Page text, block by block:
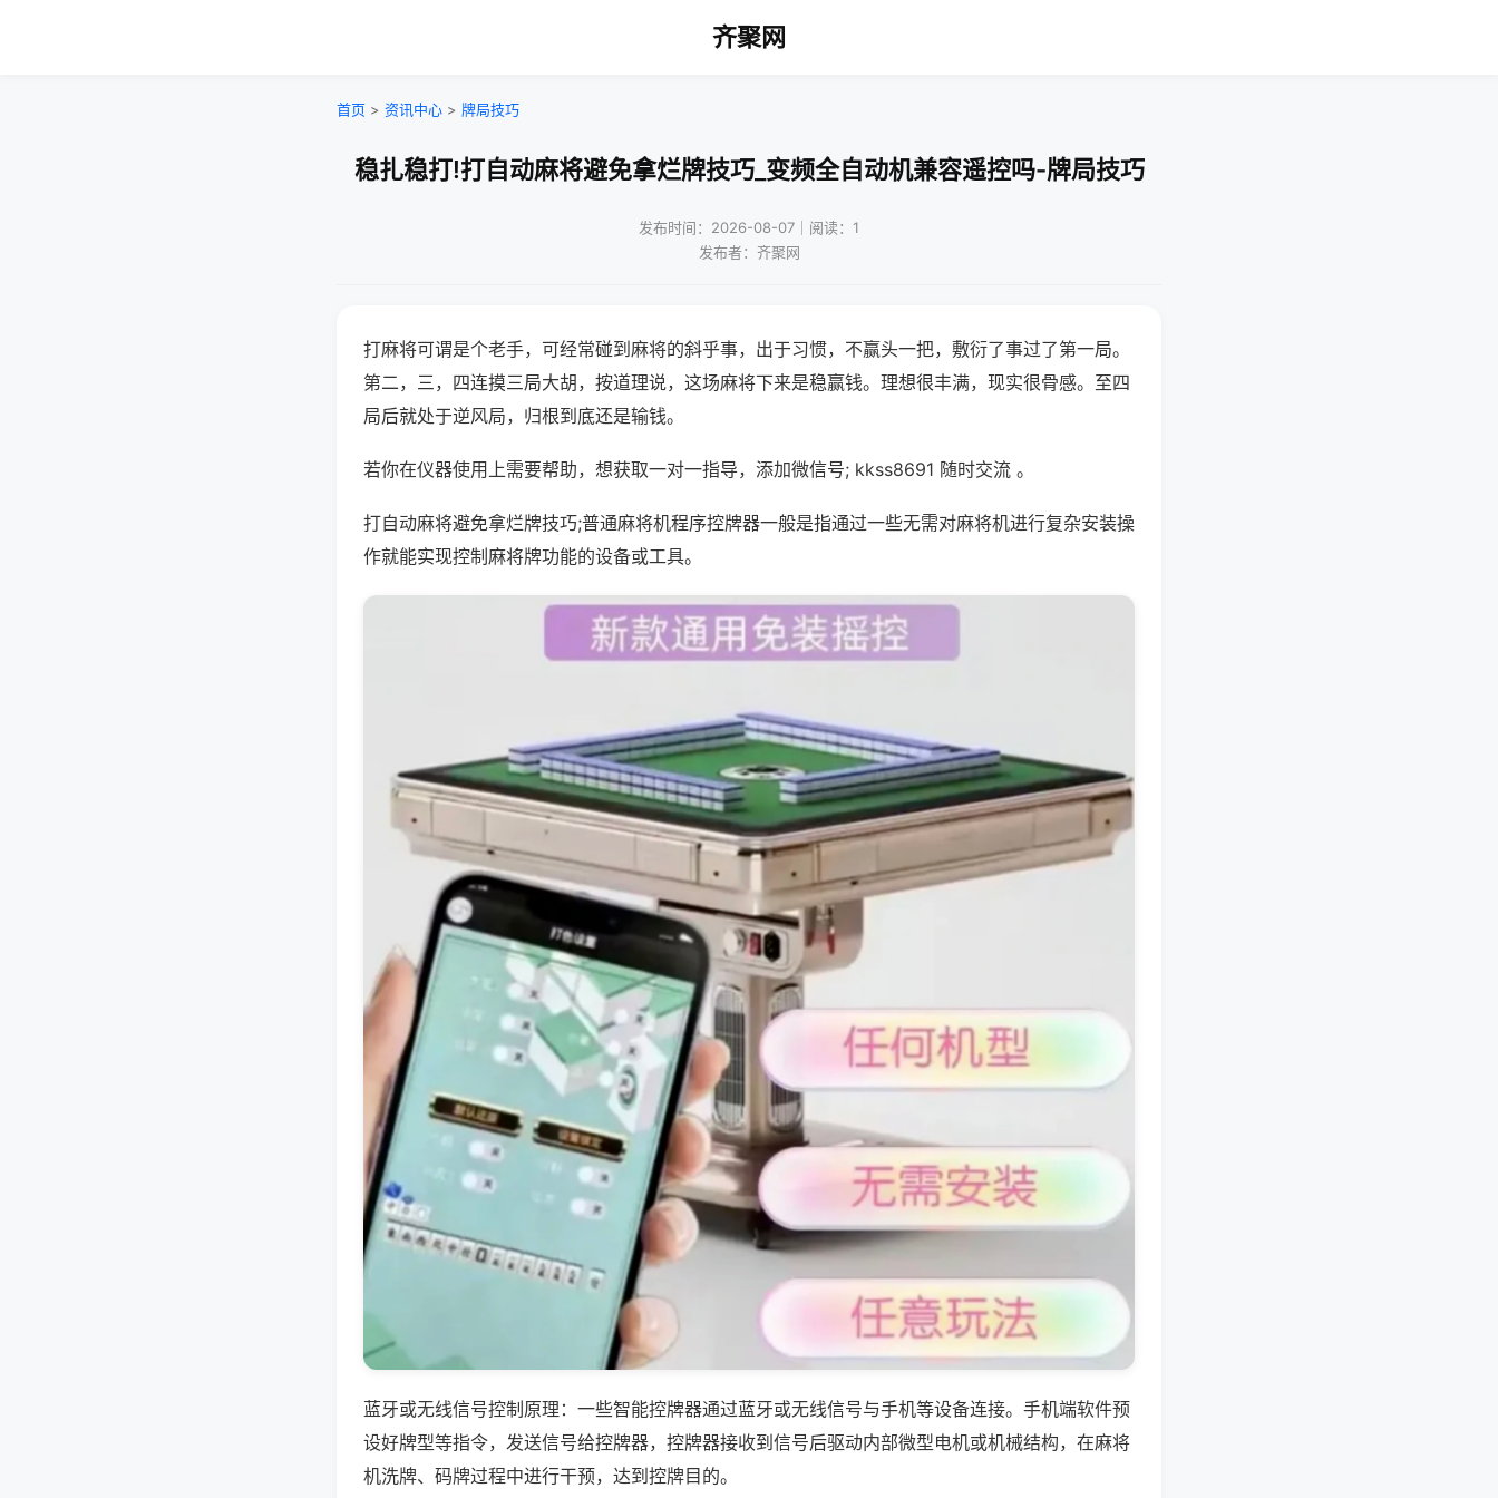
齐聚网
首页 > 资讯中心 > 牌局技巧
稳扎稳打!打自动麻将避免拿烂牌技巧_变频全自动机兼容遥控吗-牌局技巧
发布时间：2026-08-07｜阅读：1
发布者：齐聚网
打麻将可谓是个老手，可经常碰到麻将的斜乎事，出于习惯，不赢头一把，敷衍了事过了第一局。
第二，三，四连摸三局大胡，按道理说，这场麻将下来是稳赢钱。理想很丰满，现实很骨感。至四
局后就处于逆风局，归根到底还是输钱。
若你在仪器使用上需要帮助，想获取一对一指导，添加微信号; kkss8691 随时交流 。
打自动麻将避免拿烂牌技巧;普通麻将机程序控牌器一般是指通过一些无需对麻将机进行复杂安装操
作就能实现控制麻将牌功能的设备或工具。
蓝牙或无线信号控制原理：一些智能控牌器通过蓝牙或无线信号与手机等设备连接。手机端软件预
设好牌型等指令，发送信号给控牌器，控牌器接收到信号后驱动内部微型电机或机械结构，在麻将
机洗牌、码牌过程中进行干预，达到控牌目的。